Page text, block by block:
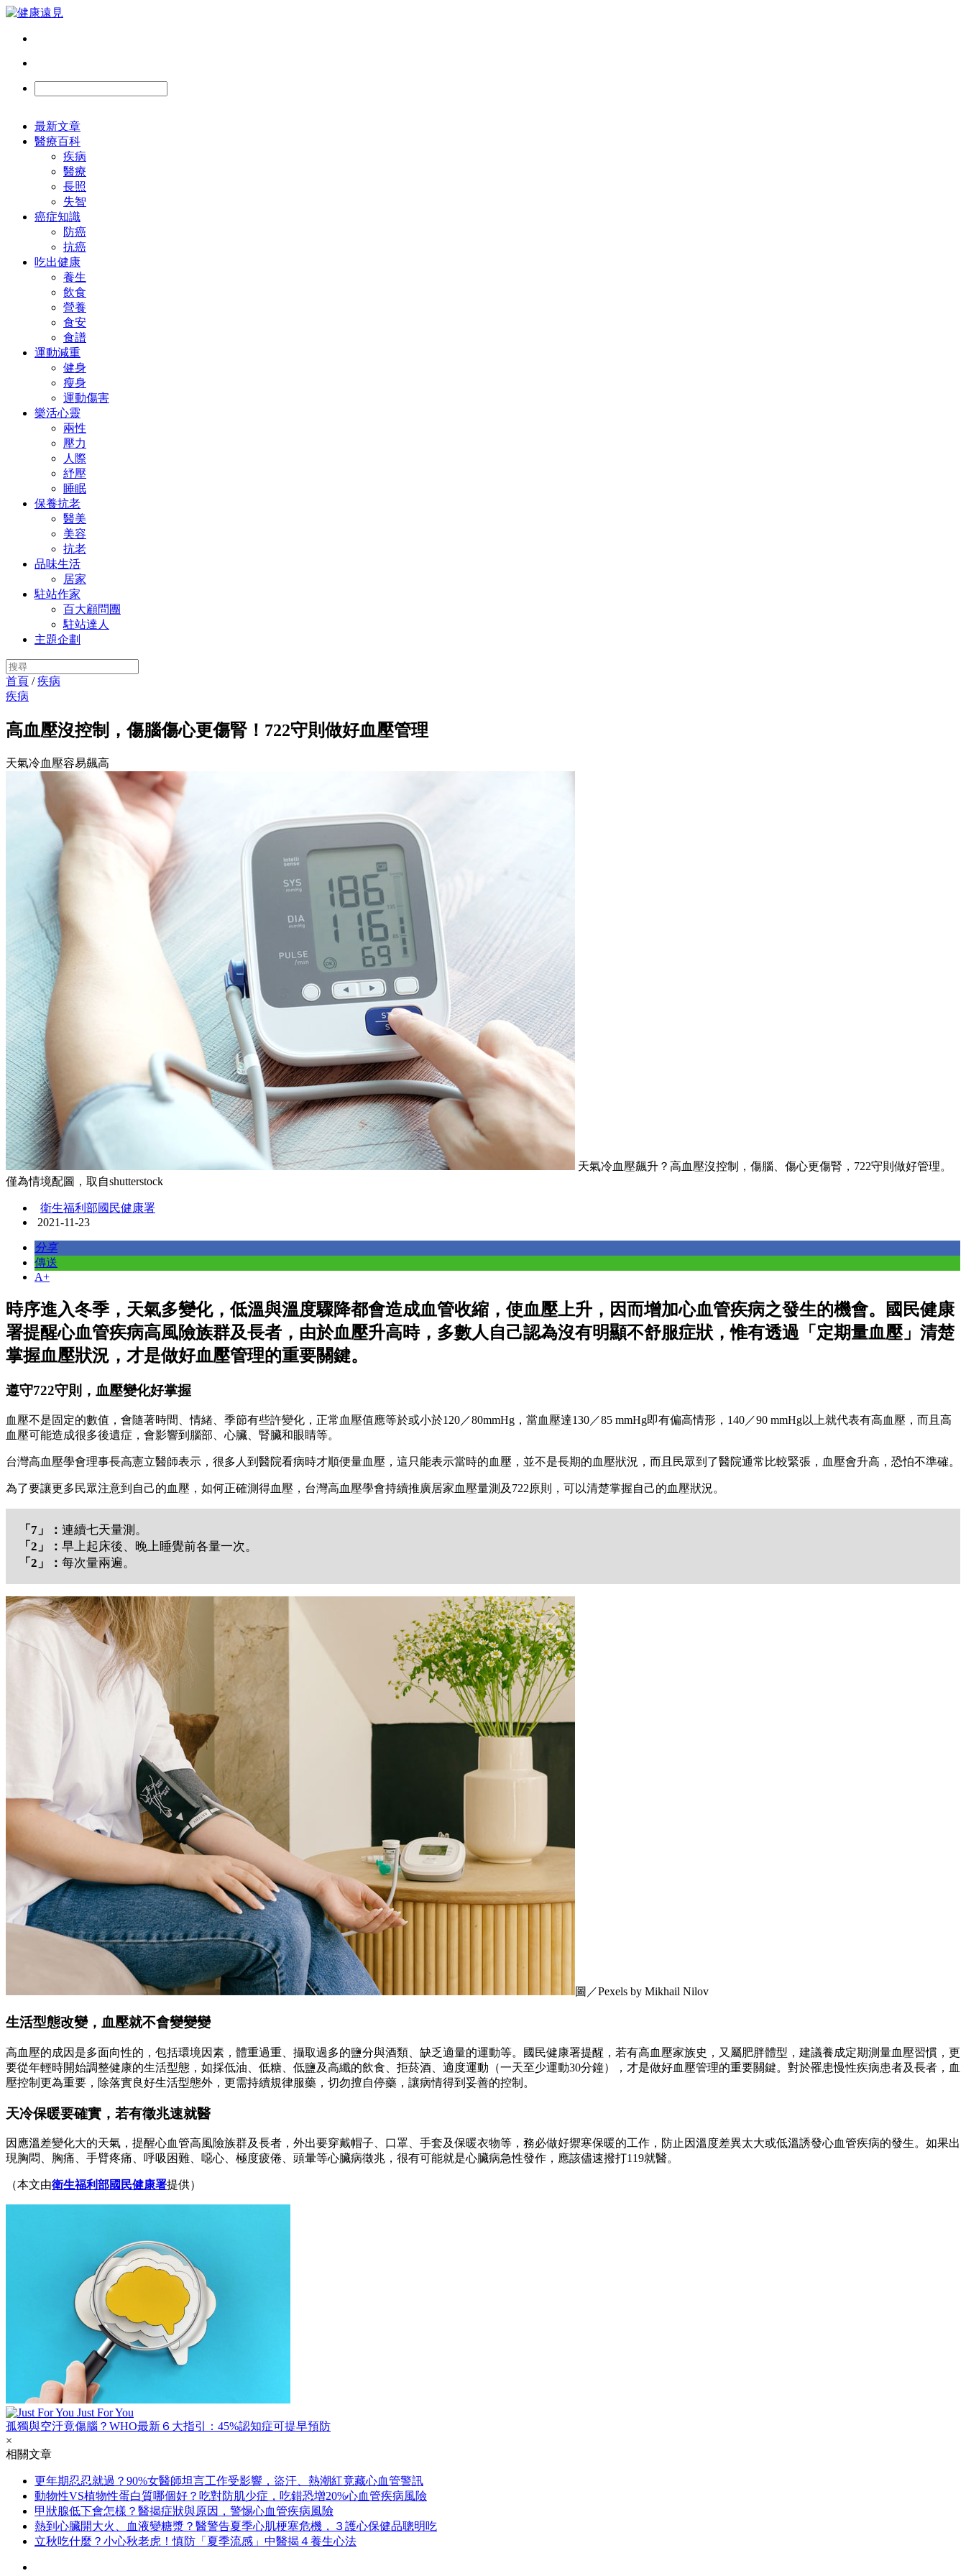
最新文章
醫療百科
疾病
醫療
長照
失智
癌症知識
防癌
抗癌
吃出健康
養生
飲食
營養
食安
食譜
運動減重
健身
瘦身
運動傷害
樂活心靈
兩性
壓力
人際
紓壓
睡眠
保養抗老
醫美
美容
抗老
品味生活
居家
駐站作家
百大顧問團
駐站達人
主題企劃
首頁 /疾病
疾病
高血壓沒控制，傷腦傷心更傷腎！722守則做好血壓管理
天氣冷血壓容易飆高
天氣冷血壓飆升？高血壓沒控制，傷腦、傷心更傷腎，722守則做好管理。
僅為情境配圖，取自shutterstock
衛生福利部國民健康署
2021-11-23
分享
傳送
A+
時序進入冬季，天氣多變化，低溫與溫度驟降都會造成血管收縮，使血壓上升，因而增加心血管疾病之發生的機會。國民健康
署提醒心血管疾病高風險族群及長者，由於血壓升高時，多數人自己認為沒有明顯不舒服症狀，惟有透過「定期量血壓」清楚
掌握血壓狀況，才是做好血壓管理的重要關鍵。
遵守722守則，血壓變化好掌握
血壓不是固定的數值，會隨著時間、情緒、季節有些許變化，正常血壓值應等於或小於120／80mmHg，當血壓達130／85 mmHg即有偏高情形，140／90 mmHg以上就代表有高血壓，而且高
血壓可能造成很多後遺症，會影響到腦部、心臟、腎臟和眼睛等。
台灣高血壓學會理事長高憲立醫師表示，很多人到醫院看病時才順便量血壓，這只能表示當時的血壓，並不是長期的血壓狀況，而且民眾到了醫院通常比較緊張，血壓會升高，恐怕不準確。
為了要讓更多民眾注意到自己的血壓，如何正確測得血壓，台灣高血壓學會持續推廣居家血壓量測及722原則，可以清楚掌握自己的血壓狀況。
「7」： 連續七天量測。
「2」： 早上起床後、晚上睡覺前各量一次。
「2」： 每次量兩遍。
圖／Pexels by Mikhail Nilov
生活型態改變，血壓就不會變變變
高血壓的成因是多面向性的，包括環境因素，體重過重、攝取過多的鹽分與酒類、缺乏適量的運動等。國民健康署提醒，若有高血壓家族史，又屬肥胖體型，建議養成定期測量血壓習慣，更
要從年輕時開始調整健康的生活型態，如採低油、低糖、低鹽及高纖的飲食、拒菸酒、適度運動（一天至少運動30分鐘），才是做好血壓管理的重要關鍵。對於罹患慢性疾病患者及長者，血
壓控制更為重要，除落實良好生活型態外，更需持續規律服藥，切勿擅自停藥，讓病情得到妥善的控制。
天冷保暖要確實，若有徵兆速就醫
因應溫差變化大的天氣，提醒心血管高風險族群及長者，外出要穿戴帽子、口罩、手套及保暖衣物等，務必做好禦寒保暖的工作，防止因溫度差異太大或低溫誘發心血管疾病的發生。如果出
現胸悶、胸痛、手臂疼痛、呼吸困難、噁心、極度疲倦、頭暈等心臟病徵兆，很有可能就是心臟病急性發作，應該儘速撥打119就醫。
（本文由衛生福利部國民健康署提供）
Just For You
孤獨與空汙竟傷腦？WHO最新６大指引：45%認知症可提早預防
×
相關文章
更年期忍忍就過？90%女醫師坦言工作受影響，盜汗、熱潮紅竟藏心血管警訊
動物性VS植物性蛋白質哪個好？吃對防肌少症，吃錯恐增20%心血管疾病風險
甲狀腺低下會怎樣？醫揭症狀與原因，警惕心血管疾病風險
熱到心臟開大火、血液變糖漿？醫警告夏季心肌梗塞危機，３護心保健品聰明吃
立秋吃什麼？小心秋老虎！慎防「夏季流感」中醫揭４養生心法